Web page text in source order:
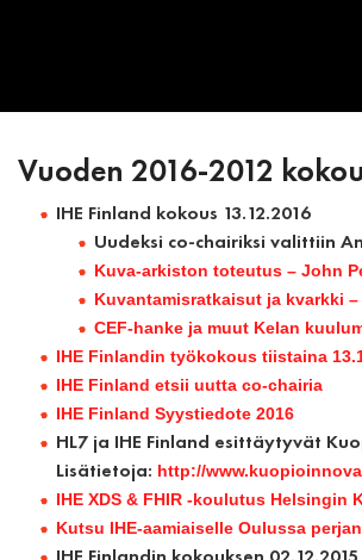
Vuoden 2016-2012
IHE Finland kokous 13.12.2016
Uudeksi co-chairiksi valittiin
Kuva-arkiston toteutus – John
Kuvantamisratkaisut ja kvarkki
CEF-hanke ja muut Kelan
IHE Finlandin työkokous tiistaina
IHE Finland etsii uutta co-chairia
IHE Finland Syystiedote 2016
HL7 ja IHE Finland esittäytyvät
Lisätietoja: http://
IHE XDS & FHIR -koulutus Helsingin
Kutsu IHE-aamiaiselle Oulussa